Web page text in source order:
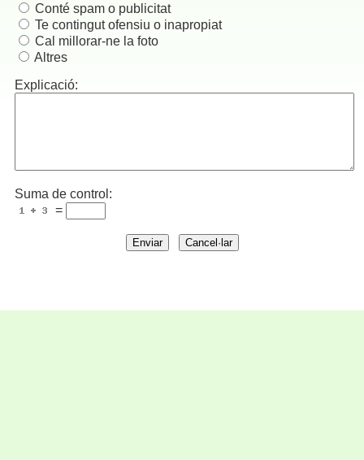
Conté spam o publicitat
Te contingut ofensiu o inapropiat
Cal millorar-ne la foto
Altres
Explicació:
Suma de control:
=